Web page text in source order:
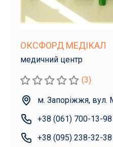
ОКСФОРД МЕДІКАЛ
медичний центр
(3)
м. Запоріжжя, вул.
+38 (061) 700-13-98
+38 (095) 238-32-38